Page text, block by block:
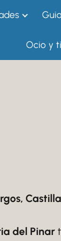
Ocio y
del Pinar